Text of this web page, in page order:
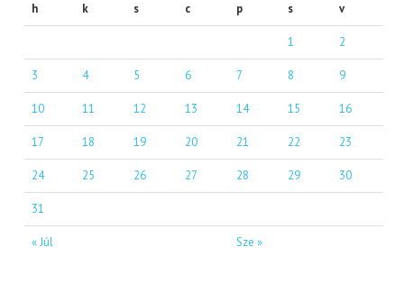
h
k s c p s v
« Júl Sze »
1 2
3 4 5 6 7 8 9
10 11 12 13 14 15 16
17 18 19 20 21 22 23
24 25 26 27 28 29 30
31